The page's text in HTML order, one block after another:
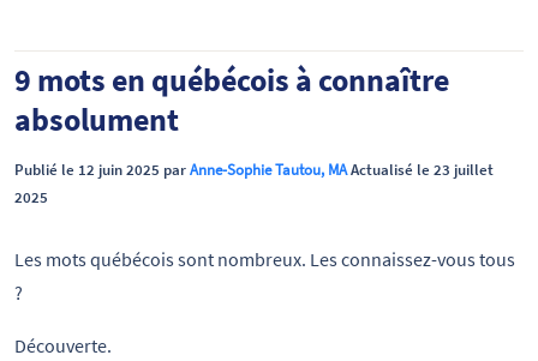
9 mots en québécois à connaître
absolument
Publié le 12 juin 2025 parAnne-Sophie Tautou, MAActualisé le 23 juillet
2025
Les mots québécois sont nombreux. Les connaissez-vous tous
?
Découverte.